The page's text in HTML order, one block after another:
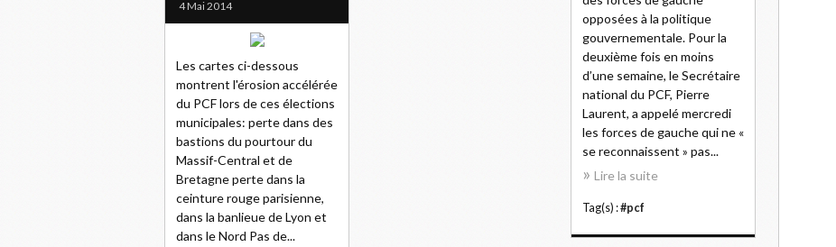
opposées à la politique
gouvernementale. Pour la
deuxième fois en moins
d’une semaine, le Secrétaire
national du PCF, Pierre
Laurent, a appelé mercredi
les forces de gauche qui ne «
se reconnaissent » pas...
Lire la suite
Tag(s) :#pcf
4 Mai 2014
Les cartes ci-dessous
montrent l'érosion accélérée
du PCF lors de ces élections
municipales: perte dans des
bastions du pourtour du
Massif-Central et de
Bretagne perte dans la
ceinture rouge parisienne,
dans la banlieue de Lyon et
dans le Nord Pas de...